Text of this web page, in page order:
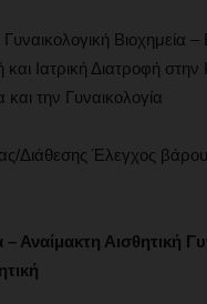
Βιοχημεία –
και Ιατρική Διατροφή
και την Γυναικολογία
Διάθεσης Έλεγχος
– Αναίμακτη Αισθητική